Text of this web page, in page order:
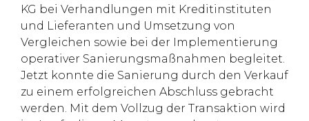
KG bei Verhandlungen mit Kreditinstituten
und Lieferanten und Umsetzung von
Vergleichen sowie bei der Implementierung
operativer Sanierungsmaßnahmen begleitet.
Jetzt konnte die Sanierung durch den Verkauf
zu einem erfolgreichen Abschluss gebracht
werden. Mit dem Vollzug der Transaktion wird